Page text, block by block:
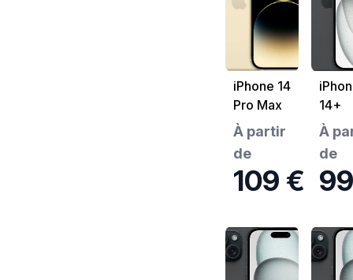
iPhone 14
Pro Max
À partir
de
109 €
14+
À
de